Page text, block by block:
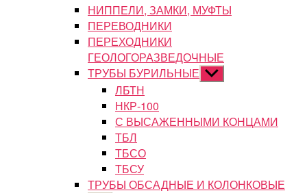
НИППЕЛИ, ЗАМКИ, МУФТЫ
ПЕРЕВОДНИКИ
ПЕРЕХОДНИКИ
ГЕОЛОГОРАЗВЕДОЧНЫЕ
ТРУБЫ БУРИЛЬНЫЕ Показывать
подменю
ЛБТН
НКР-100
С ВЫСАЖЕННЫМИ КОНЦАМИ
ТБЛ
ТБСО
ТБСУ
ТРУБЫ ОБСАДНЫЕ И КОЛОНКОВЫЕ